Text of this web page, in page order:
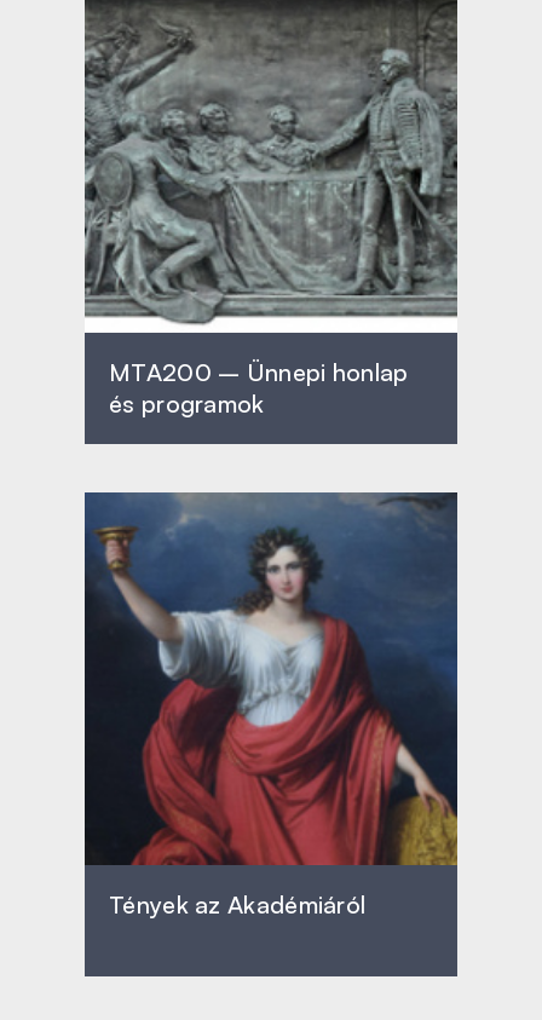
MTA200 – Ünnepi honlap
és programok
Tények az Akadémiáról